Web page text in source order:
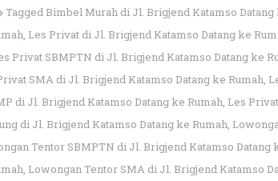
Tagged Bimbel Murah di Jl. Brigjend Katamso Datang
, Les Privat di Jl. Brigjend Katamso Datang ke
Privat SBMPTN di Jl. Brigjend Katamso Datang ke
SMA di Jl. Brigjend Katamso Datang ke Rumah,
di Jl. Brigjend Katamso Datang ke Rumah, Les
di Jl. Brigjend Katamso Datang ke Rumah,
Tentor SBMPTN di Jl. Brigjend Katamso Datang
, Lowongan Tentor SMA di Jl. Brigjend Katamso